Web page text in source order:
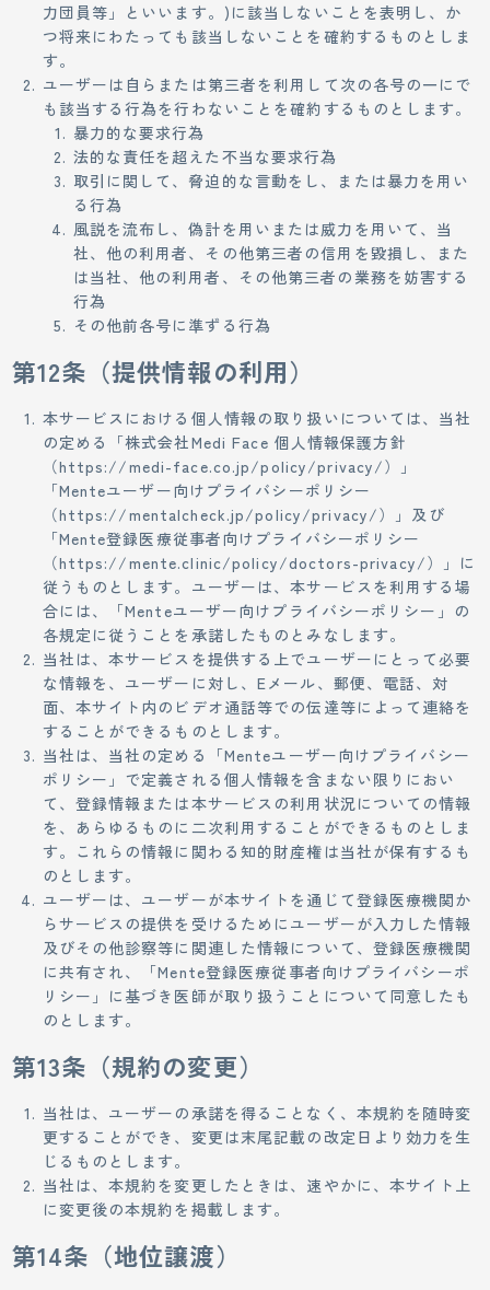
力団員等」といいます。)に該当しないことを表明し、か
つ将来にわたっても該当しないことを確約するものとしま
す。
ユーザーは自らまたは第三者を利用して次の各号の一にで
も該当する行為を行わないことを確約するものとします。
暴力的な要求行為
法的な責任を超えた不当な要求行為
取引に関して、脅迫的な言動をし、または暴力を用い
る行為
風説を流布し、偽計を用いまたは威力を用いて、当
社、他の利用者、その他第三者の信用を毀損し、また
は当社、他の利用者、その他第三者の業務を妨害する
行為
その他前各号に準ずる行為
第12条（提供情報の利用）
本サービスにおける個人情報の取り扱いについては、当社
の定める「株式会社Medi Face 個人情報保護方針
（https://medi-face.co.jp/policy/privacy/）」
「Menteユーザー向けプライバシーポリシー
（https://mentalcheck.jp/policy/privacy/）」及び
「Mente登録医療従事者向けプライバシーポリシー
（https://mente.clinic/policy/doctors-privacy/）」に
従うものとします。ユーザーは、本サービスを利用する場
合には、「Menteユーザー向けプライバシーポリシー」の
各規定に従うことを承諾したものとみなします。
当社は、本サービスを提供する上でユーザーにとって必要
な情報を、ユーザーに対し、Eメール、郵便、電話、対
面、本サイト内のビデオ通話等での伝達等によって連絡を
することができるものとします。
当社は、当社の定める「Menteユーザー向けプライバシー
ポリシー」で定義される個人情報を含まない限りにおい
て、登録情報または本サービスの利用状況についての情報
を、あらゆるものに二次利用することができるものとしま
す。これらの情報に関わる知的財産権は当社が保有するも
のとします。
ユーザーは、ユーザーが本サイトを通じて登録医療機関か
らサービスの提供を受けるためにユーザーが入力した情報
及びその他診察等に関連した情報について、登録医療機関
に共有され、「Mente登録医療従事者向けプライバシーポ
リシー」に基づき医師が取り扱うことについて同意したも
のとします。
第13条（規約の変更）
当社は、ユーザーの承諾を得ることなく、本規約を随時変
更することができ、変更は末尾記載の改定日より効力を生
じるものとします。
当社は、本規約を変更したときは、速やかに、本サイト上
に変更後の本規約を掲載します。
第14条（地位譲渡）